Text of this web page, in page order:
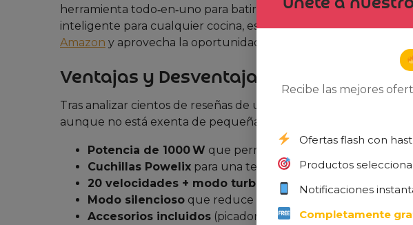
herramienta todo‑en‑uno para batir, picar y montar. Esta
inteligente para cualquier cocina, especialmente considerando
Amazon y aprovecha la oportunidad de obtener una batidora
Ventajas y Desventajas (Opinión
Tras analizar cientos de reseñas de usuarios, la Quickchef
aunque no está exenta de pequeñas limitaciones.
Potencia de 1000 W que permite mezclar en menos
Cuchillas Powelix para una textura más cremosa.
20 velocidades + modo turbo
para un control total.
Modo silencioso que reduce el ruido a la mitad.
Accesorios incluidos (picadora, vaso medidor y varillas)
Recibe las mejores
Ofertas flash con
Productos
Notificaciones
Completamente